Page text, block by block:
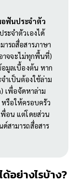
ฟันประจำตัว
ะจำตัวเองได้
รถสื่อสารภาษา
าจจะไม่ทุกพื้นที่)
มูลเบื้องต้น หาก
ำเป็นต้องใช้ล่าม
เพื่อจัดหาล่าม
รือให้ครอบครัว
อน แต่โดยส่วน
สามารถสื่อสาร
อย่างไรบ้าง?